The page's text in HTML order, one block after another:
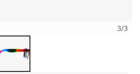
3/3